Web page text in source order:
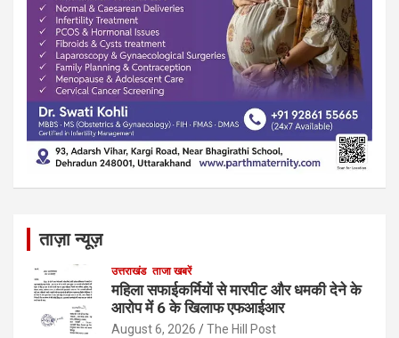
ताज़ा न्यूज़
उत्तराखंड ताजा खबरें
महिला सफाईकर्मियों से मारपीट और धमकी देने के
आरोप में 6 के खिलाफ एफआईआर
August 6, 2026 The Hill Post